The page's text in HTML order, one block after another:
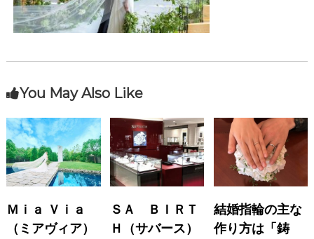
You May Also Like
Ｍｉａ Ｖｉａ
（ミアヴィア）
ＳＡ ＢＩＲＴ
Ｈ（サバース）
結婚指輪の主な
作り方は「鋳